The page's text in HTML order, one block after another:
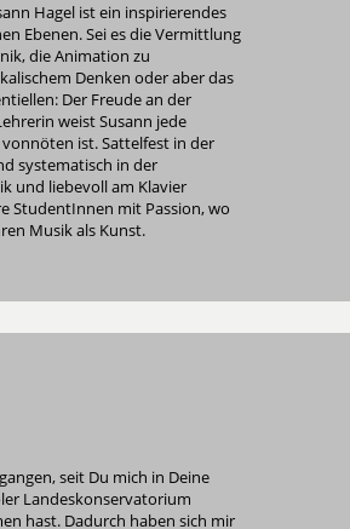
Hagel ist ein inspirierendes
Ebenen. Sei es die Vermittlung
die Animation zu
Denken oder aber das
Der Freude an der
weist Susann jede
ist. Sattelfest in der
systematisch in der
und liebevoll am Klavier
StudentInnen mit Passion, wo
Musik als Kunst.
seit Du mich in Deine
Landeskonservatorium
hast. Dadurch haben sich mir